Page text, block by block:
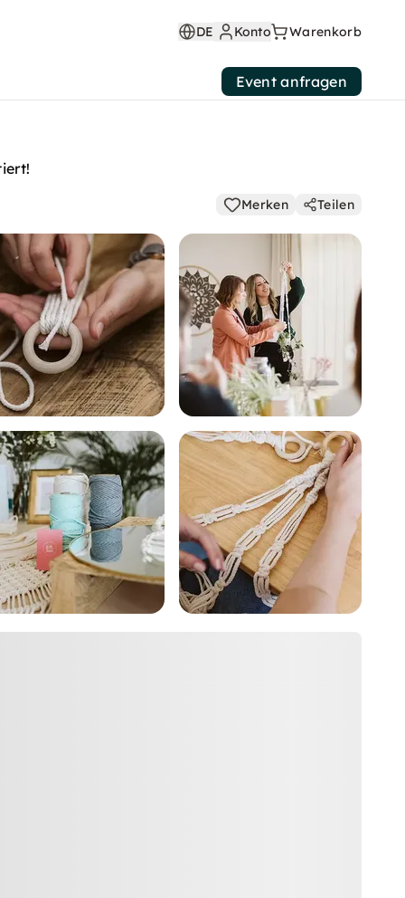
DE Konto Warenkorb
Event anfragen
Merken Teilen